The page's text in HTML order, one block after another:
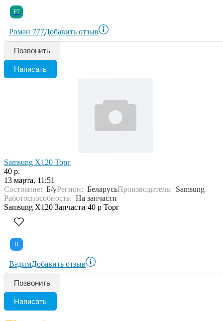
Р7
Роман 777Добавить отзыв
Позвонить
Написать
Samsung X120 Торг
40 р.
13 марта, 11:51
Состояние: Б/уРегион: БеларусьПроизводитель: Samsung
Работоспособность: На запчасти
Samsung X120 Запчасти 40 р Торг
В
ВадимДобавить отзыв
Позвонить
Написать